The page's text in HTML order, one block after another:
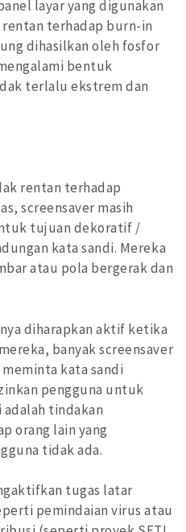
layar yang digunakan
terhadap burn-in
dihasilkan oleh fosfor
bentuk
terlalu ekstrem dan
rentan terhadap
screensaver masih
tujuan dekoratif /
kata sandi. Mereka
atau pola bergerak dan
diharapkan aktif ketika
banyak screensaver
kata sandi
pengguna untuk
tindakan
orang lain yang
tidak ada.
tugas latar
pemindaian virus atau